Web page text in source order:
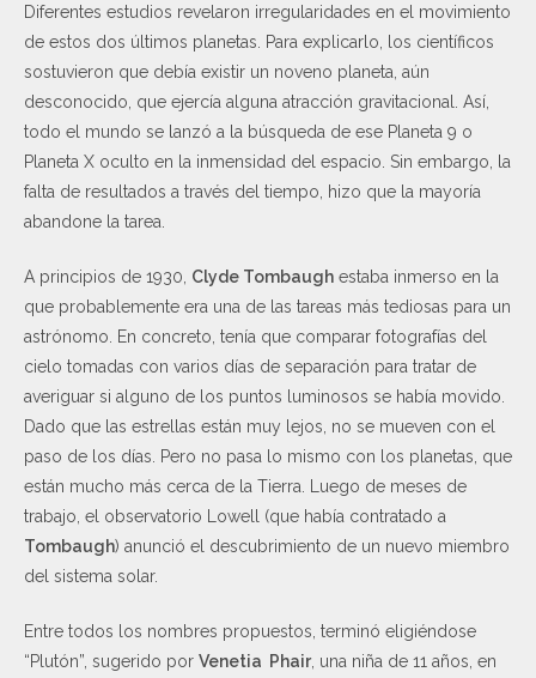
Diferentes estudios revelaron irregularidades en el movimiento
de estos dos últimos planetas. Para explicarlo, los científicos
sostuvieron que debía existir un noveno planeta, aún
desconocido, que ejercía alguna atracción gravitacional. Así,
todo el mundo se lanzó a la búsqueda de ese Planeta 9 o
Planeta X oculto en la inmensidad del espacio. Sin embargo, la
falta de resultados a través del tiempo, hizo que la mayoría
abandone la tarea.
A principios de 1930, Clyde Tombaugh estaba inmerso en la
que probablemente era una de las tareas más tediosas para un
astrónomo. En concreto, tenía que comparar fotografías del
cielo tomadas con varios días de separación para tratar de
averiguar si alguno de los puntos luminosos se había movido.
Dado que las estrellas están muy lejos, no se mueven con el
paso de los días. Pero no pasa lo mismo con los planetas, que
están mucho más cerca de la Tierra. Luego de meses de
trabajo, el observatorio Lowell (que había contratado a
Tombaugh) anunció el descubrimiento de un nuevo miembro
del sistema solar.
Entre todos los nombres propuestos, terminó eligiéndose
“Plutón”, sugerido por Venetia Phair, una niña de 11 años, en